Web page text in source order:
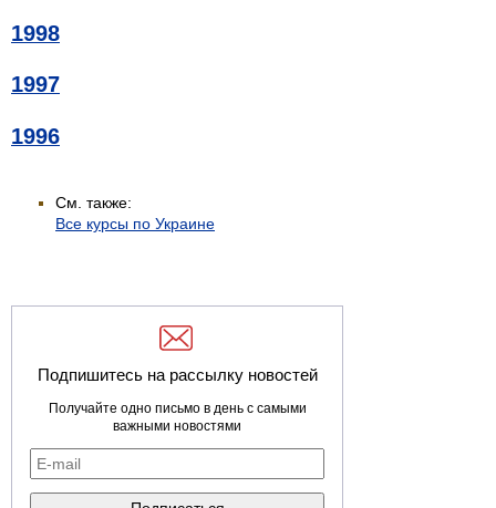
1998
1997
1996
См. также:
Все курсы по Украине
Подпишитесь на рассылку новостей
Получайте одно письмо в день с самыми
важными новостями